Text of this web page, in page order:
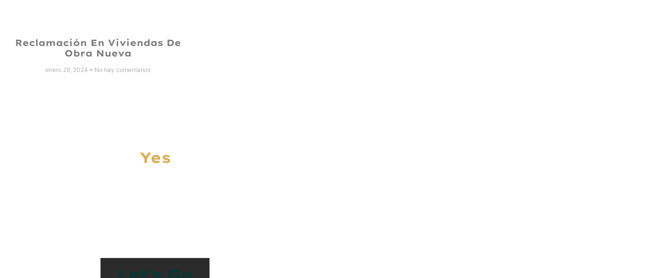
Reclamación En Viviendas De
Obra Nueva
enero 29, 2024 No hay comentarios
Yes